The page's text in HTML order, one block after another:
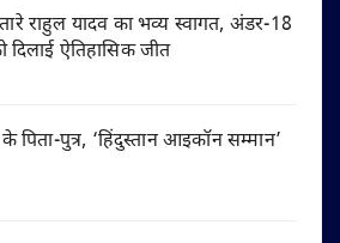
राहुल यादव का भव्य स्वागत, अंडर-18
ऐतिहासिक जीत
पुत्र, ‘हिंदुस्तान आइकॉन सम्मान’